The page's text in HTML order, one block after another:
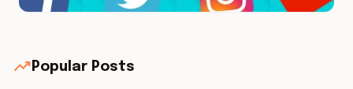
trending_up Popular Posts